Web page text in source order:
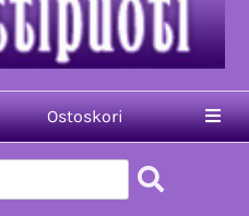
Ostoskori